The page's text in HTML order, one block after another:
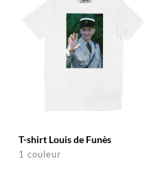
T-shirt Louis de Funès
1 couleur